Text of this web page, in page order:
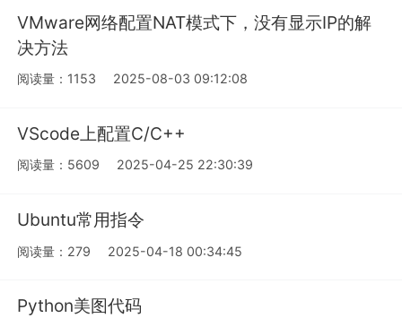
VMware网络配置NAT模式下，没有显示IP的解
决方法
阅读量：1153 2025-08-03 09:12:08
VScode上配置C/C++
阅读量：5609 2025-04-25 22:30:39
Ubuntu常用指令
阅读量：279 2025-04-18 00:34:45
Python美图代码